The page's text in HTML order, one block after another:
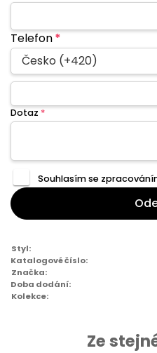
Telefon*
Česko (+420)
Dotaz *
Souhlasím se
Styl:
Katalogové číslo:
Značka:
Doba dodání:
Kolekce:
Ze